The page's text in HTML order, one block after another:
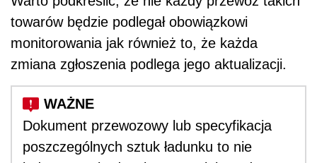
towarów będzie podlegał obowiązkowi
monitorowania jak również to, że każda
zmiana zgłoszenia podlega jego aktualizacji.
Dokument przewozowy lub specyfikacja
poszczególnych sztuk ładunku to nie